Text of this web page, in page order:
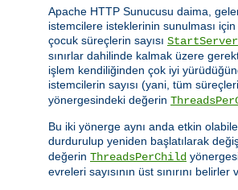
Apache HTTP Sunucusu daima,
istemcilere isteklerinin sunulması için
çocuk süreçlerin sayısı
sınırlar dahilinde kalmak üzere
işlem kendiliğinden çok iyi
istemcilerin sayısı (yani, tüm
yönergesindeki değerin
Bu iki yönerge aynı anda etkin
durdurulup yeniden başlatılarak
değerin ThreadsPerChild
evreleri sayısının üst sınırını belirler